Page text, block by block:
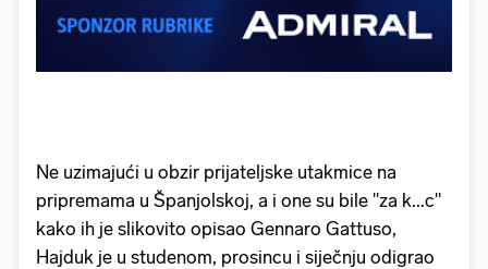
Ne uzimajući u obzir prijateljske utakmice na
pripremama u Španjolskoj, a i one su bile "za k...c"
kako ih je slikovito opisao Gennaro Gattuso,
Hajduk je u studenom, prosincu i siječnju odigrao